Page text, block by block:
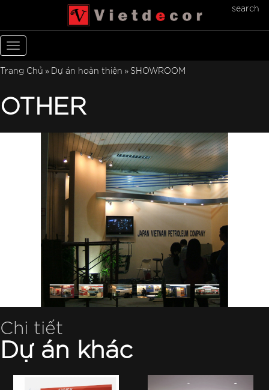
Toggle
search
Trang Chủ Dự án hoàn thiện SHOWROOM
OTHER
Chi tiết
Dự án khác